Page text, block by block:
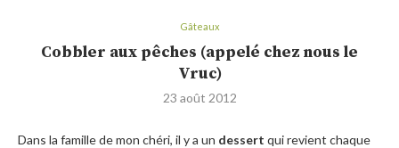
Gâteaux
Cobbler aux pêches (appelé chez nous le
Vruc)
23 août 2012
Dans la famille de mon chéri, il y a un dessert qui revient chaque